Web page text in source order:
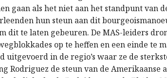
gaan als het niet aan het standpunt van
hun steun aan dit
dit te laten gebeuren. De MAS-leiders
op te heffen en een einde te
uitgevoerd in de regio’s waar ze de
Rodriguez de steun van de Amerikaanse